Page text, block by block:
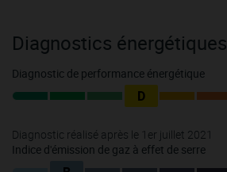
Diagnostics énergétiques
Diagnostic de performance énergétique
D
Diagnostic réalisé après le 1er juillet 2021
Indice d'émission de gaz à effet de serre